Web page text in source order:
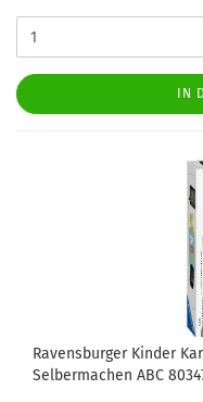
IN
Ravensburger Kinder
Selbermachen ABC